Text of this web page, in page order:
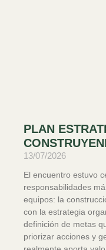
PLAN
13/07/2026
El encuentro estuvo
responsabilidades
equipos: la
con la estrategia
definición de metas
priorizar acciones y